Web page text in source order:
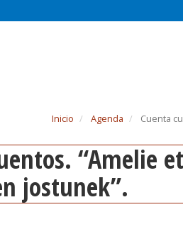
Inicio Agenda Cuenta
jostunek”.